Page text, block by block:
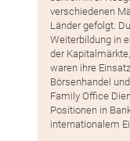
verschiedenen
Länder gefolgt.
Weiterbildung in
der
waren ihre
Börsenhandel
Family Office
Positionen in
internationalem